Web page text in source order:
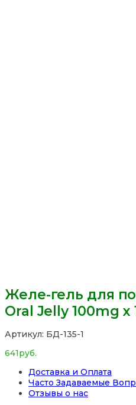
Желе-гель для
Oral Jelly 100mg
Артикул: БД-135-1
641руб.
Доставка и Оплата
Часто Задаваемые
Отзывы о нас